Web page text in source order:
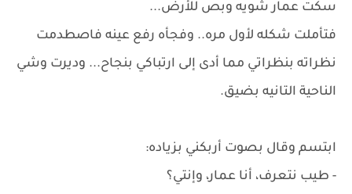
سكت عمار شويه وبص للأرض...
فتأملت شكله لأول مره.. وفجأه رفع عينه فاصطدمت
نظراته بنظراتي مما أدى إلى ارتباكي بنجاح... وديرت وشي
الناحية التانيه بضيق.
ابتسم وقال بصوت أربكني بزياده:
- طيب نتعرف، أنا عمار، وإنتي؟